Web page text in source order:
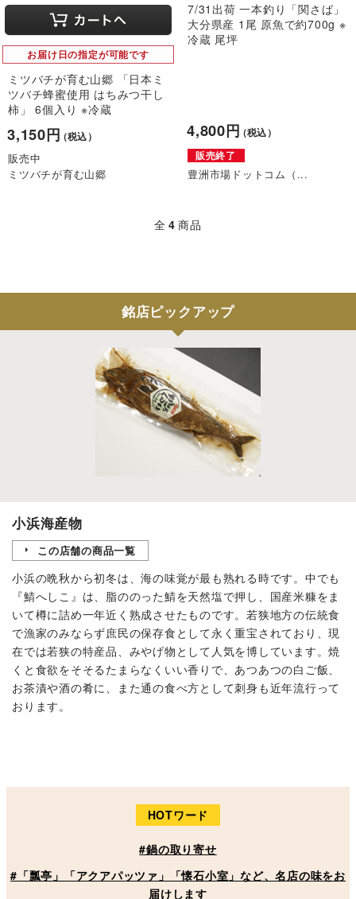
お届け日の指定が可能です
ミツバチが育む山郷 「日本ミ
ツバチ蜂蜜使用 はちみつ干し
柿」 6個入り ※冷蔵
3,150円（税込）
販売中
ミツバチが育む山郷
7/31出荷 一本釣り「関さば」
大分県産 1尾 原魚で約700g ※
冷蔵 尾坪
4,800円（税込）
販売終了
豊洲市場ドットコム（...
全 4 商品
銘店ピックアップ
小浜海産物
この店舗の商品一覧
小浜の晩秋から初冬は、海の味覚が最も熟れる時です。中でも
『鯖へしこ』は、脂ののった鯖を天然塩で押し、国産米糠をま
いて樽に詰め一年近く熟成させたものです。若狭地方の伝統食
で漁家のみならず庶民の保存食として永く重宝されており、現
在では若狭の特産品、みやげ物として人気を博しています。焼
くと食欲をそそるたまらなくいい香りで、あつあつの白ご飯、
お茶漬や酒の肴に、また通の食べ方として刺身も近年流行って
おります。
HOTワード
#鍋の取り寄せ
#「瓢亭」「アクアパッツァ」「懐石小室」など、名店の味をお
届けします